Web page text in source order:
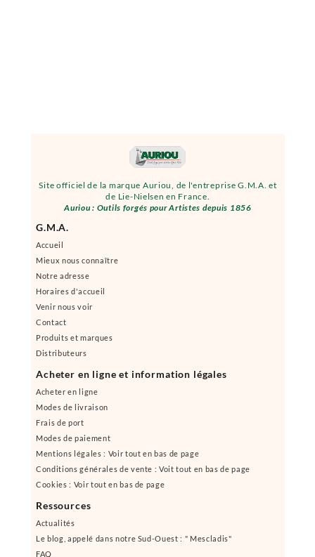
Site officiel de la marque Auriou, de l'entreprise G.M.A. et
de Lie-Nielsen en France.
Auriou : Outils forgés pour Artistes depuis 1856
G.M.A.
Accueil
Mieux nous connaître
Notre adresse
Horaires d'accueil
Venir nous voir
Contact
Produits et marques
Distributeurs
Acheter en ligne et information légales
Acheter en ligne
Modes de livraison
Frais de port
Modes de paiement
Mentions légales : Voir tout en bas de page
Conditions générales de vente : Voit tout en bas de page
Cookies : Voir tout en bas de page
Ressources
Actualités
Le blog, appelé dans notre Sud-Ouest : " Mescladis"
FAQ